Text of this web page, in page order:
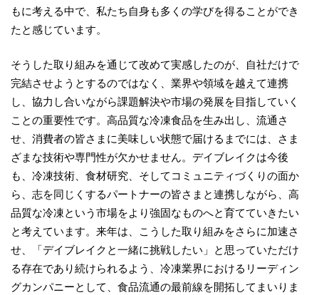
もに考える中で、私たち自身も多くの学びを得ることができ
たと感じています。
そうした取り組みを通じて改めて実感したのが、自社だけで
完結させようとするのではなく、業界や領域を越えて連携
し、協力し合いながら課題解決や市場の発展を目指していく
ことの重要性です。高品質な冷凍食品を生み出し、流通さ
せ、消費者の皆さまに美味しい状態で届けるまでには、さま
ざまな技術や専門性が欠かせません。デイブレイクは今後
も、冷凍技術、食材研究、そしてコミュニティづくりの面か
ら、志を同じくするパートナーの皆さまと連携しながら、高
品質な冷凍という市場をより強固なものへと育てていきたい
と考えています。来年は、こうした取り組みをさらに加速さ
せ、「デイブレイクと一緒に挑戦したい」と思っていただけ
る存在であり続けられるよう、冷凍業界におけるリーディン
グカンパニーとして、食品流通の最前線を開拓してまいりま